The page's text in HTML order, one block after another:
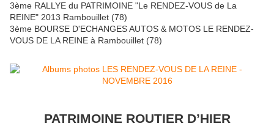
3ème RALLYE du PATRIMOINE "Le RENDEZ-VOUS de La
REINE" 2013 Rambouillet (78)
3ème BOURSE D'ECHANGES AUTOS & MOTOS LE RENDEZ-
VOUS DE LA REINE à Rambouillet (78)
PATRIMOINE ROUTIER D’HIER